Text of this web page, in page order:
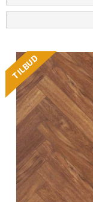
TILBUD